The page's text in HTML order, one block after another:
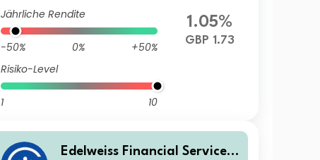
Jährliche Rendite
-50% 0%
+50%
Risiko-Level
1 10
1.05%
GBP 1.73
Edelweiss Financial Services